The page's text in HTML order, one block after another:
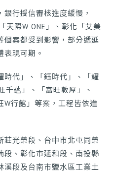
行授信審核進度緩慢，
天際W ONE」、彰化「艾美
個案都受到影響，部分遞延
現可期。
時代」、「鈺時代」、「耀
蘊」、「富旺敦厚」、
W行館」等案，工程皆依進
莊光榮段、台中市北屯同榮
段、彰化市延和段、南投縣
溪段及台南市鹽水區工業土